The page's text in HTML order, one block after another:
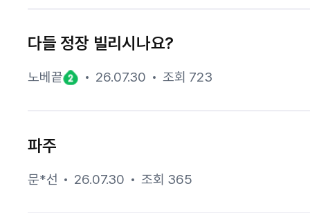
다들 정장 빌리시나요?
노베끝 26.07.30 조회 723
파주
문*선 26.07.30 조회 365